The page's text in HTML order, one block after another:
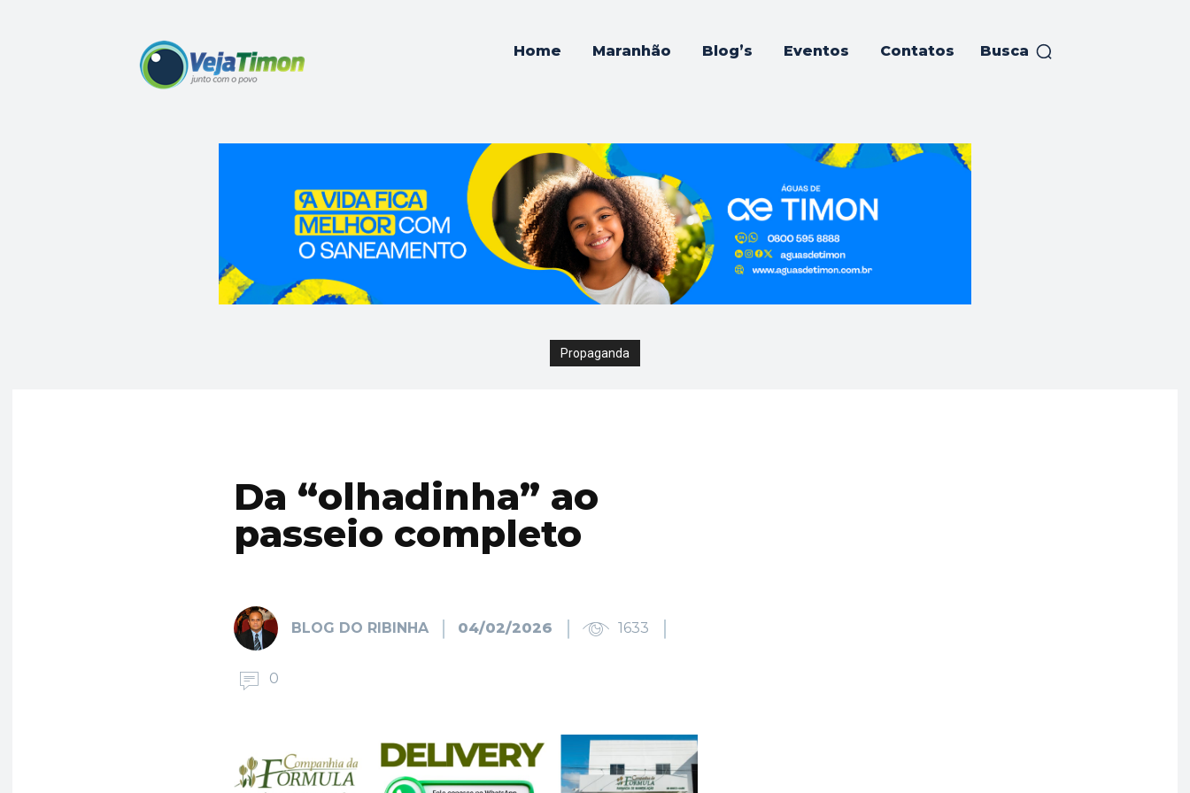
Home Maranhão Blog’s Eventos Contatos Busca
Propaganda
Da “olhadinha” ao
passeio completo
BLOG DO RIBINHA 04/02/2026 1633
0